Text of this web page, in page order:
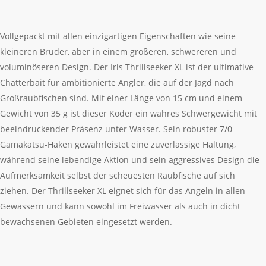
Vollgepackt mit allen einzigartigen Eigenschaften wie seine
kleineren Brüder, aber in einem größeren, schwereren und
voluminöseren Design. Der Iris Thrillseeker XL ist der ultimative
Chatterbait für ambitionierte Angler, die auf der Jagd nach
Großraubfischen sind. Mit einer Länge von 15 cm und einem
Gewicht von 35 g ist dieser Köder ein wahres Schwergewicht mit
beeindruckender Präsenz unter Wasser. Sein robuster 7/0
Gamakatsu-Haken gewährleistet eine zuverlässige Haltung,
während seine lebendige Aktion und sein aggressives Design die
Aufmerksamkeit selbst der scheuesten Raubfische auf sich
ziehen. Der Thrillseeker XL eignet sich für das Angeln in allen
Gewässern und kann sowohl im Freiwasser als auch in dicht
bewachsenen Gebieten eingesetzt werden.